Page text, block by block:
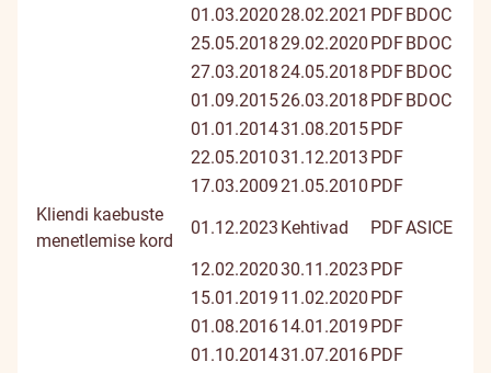
01.03.202028.02.2021 PDFBDOC
25.05.201829.02.2020 PDFBDOC
27.03.201824.05.2018 PDFBDOC
01.09.201526.03.2018 PDFBDOC
01.01.201431.08.2015PDF
22.05.201031.12.2013 PDF
17.03.200921.05.2010 PDF
Kliendi kaebuste
menetlemise kord
01.12.2023 Kehtivad PDFASICE
12.02.202030.11.2023 PDF
15.01.2019 11.02.2020 PDF
01.08.201614.01.2019 PDF
01.10.201431.07.2016PDF